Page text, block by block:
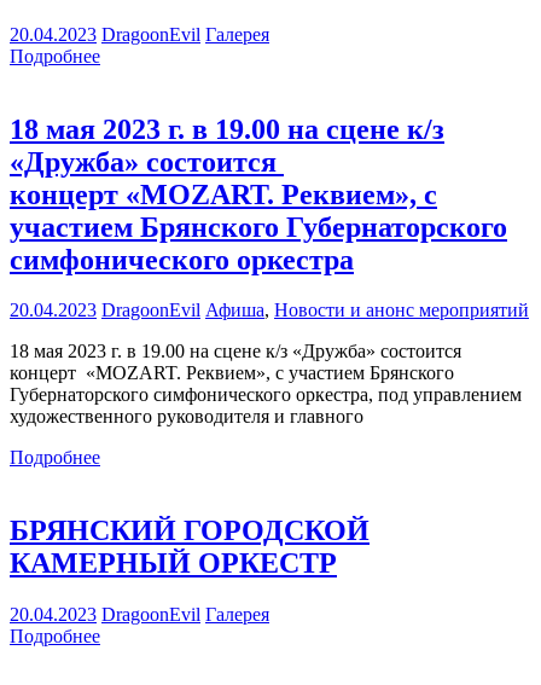
20.04.2023 DragoonEvil Галерея
Подробнее
18 мая 2023 г. в 19.00 на сцене к/з
«Дружба» состоится
концерт «MOZART. Реквием», с
участием Брянского Губернаторского
симфонического оркестра
20.04.2023 DragoonEvil Афиша, Новости и анонс мероприятий
18 мая 2023 г. в 19.00 на сцене к/з «Дружба» состоится
концерт «MOZART. Реквием», с участием Брянского
Губернаторского симфонического оркестра, под управлением
художественного руководителя и главного
Подробнее
БРЯНСКИЙ ГОРОДСКОЙ
КАМЕРНЫЙ ОРКЕСТР
20.04.2023 DragoonEvil Галерея
Подробнее